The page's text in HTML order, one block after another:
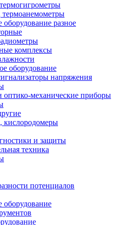
оборудование разное
комплексы
оборудование
напряжения
оптико-механические приборы
кислородомеры
и защиты
техника
потенциалов
оборудование